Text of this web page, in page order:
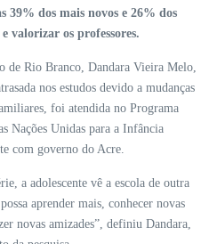
39% dos mais novos e 26% dos
valorizar os professores.
de Rio Branco, Dandara Vieira Melo,
nos estudos devido a mudanças
foi atendida no Programa
Nações Unidas para a Infância
com governo do Acre.
a adolescente vê a escola de outra
aprender mais, conhecer novas
novas amizades”, definiu Dandara,